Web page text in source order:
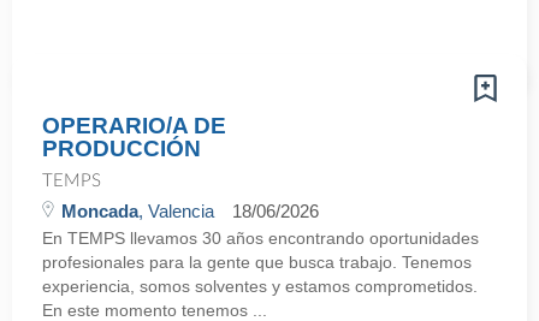
OPERARIO/A DE
PRODUCCIÓN
TEMPS
Moncada, Valencia 18/06/2026
En TEMPS llevamos 30 años encontrando oportunidades
profesionales para la gente que busca trabajo. Tenemos
experiencia, somos solventes y estamos comprometidos.
En este momento tenemos ...